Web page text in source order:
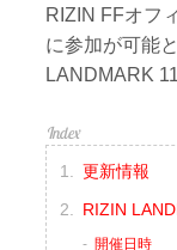
RIZIN FFオフ
に参加が可能
LANDMARK
更新情報
RIZIN
開催日時